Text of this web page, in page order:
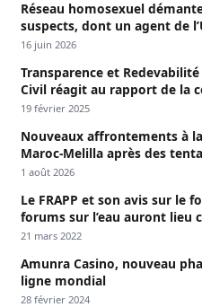
Réseau homosexuel
suspects, dont un agent de
Keur Massar ; l’un avoue
16 juin 2026
Transparence et
Civil réagit au rapport de la
comptes
19 février 2025
Nouveaux affrontements à
Maroc-Melilla après des
passage
1 août 2026
Le FRAPP et son avis sur le
forums sur l’eau auront lieu
Dakar »
21 mars 2022
Amunra Casino, nouveau
ligne mondial
28 février 2024